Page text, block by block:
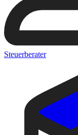
Steuerberater